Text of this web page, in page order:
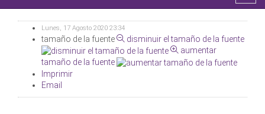
Lunes, 17 Agosto 2020 23:34
tamaño de la fuente
disminuir el tamaño de la fuente
aumentar
tamaño de la fuente
Imprimir
Email